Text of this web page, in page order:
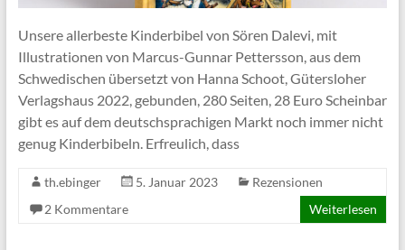
Unsere allerbeste Kinderbibel von Sören Dalevi, mit
Illustrationen von Marcus-Gunnar Pettersson, aus dem
Schwedischen übersetzt von Hanna Schoot, Gütersloher
Verlagshaus 2022, gebunden, 280 Seiten, 28 Euro Scheinbar
gibt es auf dem deutschsprachigen Markt noch immer nicht
genug Kinderbibeln. Erfreulich, dass
th.ebinger 5. Januar 2023
Rezensionen
2 Kommentare
Weiterlesen